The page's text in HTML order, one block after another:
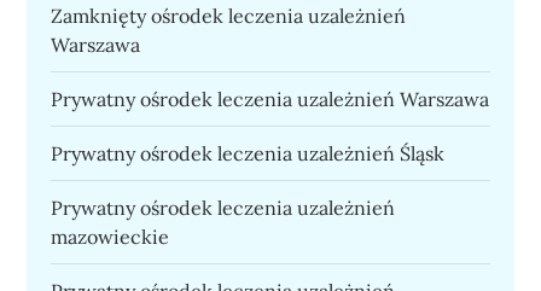
Zamknięty ośrodek leczenia uzależnień
Warszawa
Prywatny ośrodek leczenia uzależnień Warszawa
Prywatny ośrodek leczenia uzależnień Śląsk
Prywatny ośrodek leczenia uzależnień
mazowieckie